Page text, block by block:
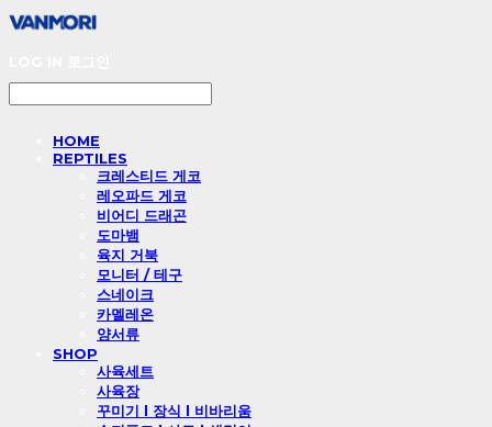
HOME
REPTILES
크레스티드 게코
레오파드 게코
비어디 드래곤
도마뱀
육지 거북
모니터 / 테구
스네이크
카멜레온
양서류
SHOP
사육세트
사육장
꾸미기 l 장식 l 비바리움